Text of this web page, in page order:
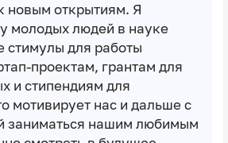
новым открытиям. Я
у молодых людей в науке
стимулы для работы
проектам, грантам для
и стипендиям для
мотивирует нас и дальше с
заниматься нашим любимым